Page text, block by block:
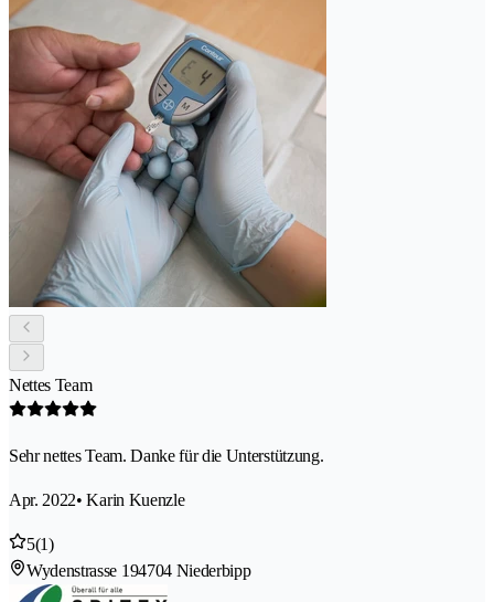
Nettes Team
Sehr nettes Team. Danke für die Unterstützung.
Apr. 2022• Karin Kuenzle
5(1)
Wydenstrasse 194704 Niederbipp